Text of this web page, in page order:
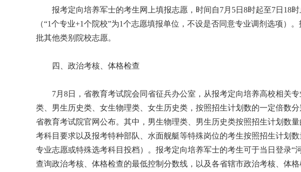
报考定向培养军士的考生网上填报志愿，时间自7月5日8时起至7日18时
（“1个专业+1个院校”为1个志愿填报单位，不设是否同意专业调剂选项）
批其他类别院校志愿。
四、政治考核、体格检查
7月8日，省教育考试院会同省征兵办公室，从报考定向培养高校相关专
类、男生历史类、女生物理类、女生历史类，按照招生计划数的一定倍数
省教育考试院官网公布。其中，男生物理类、男生历史类按照招生计划数
考科目要求以及报考特种部队、水面舰艇等特殊岗位的考生按照招生计划
专业志愿或特殊选考科目投档）。报考定向培养军士的考生可于当日登录“河
查询政治考核、体格检查的最低控制分数线，以及各省辖市政治考核、体